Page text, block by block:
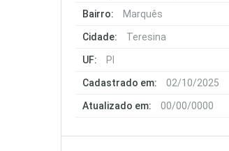
Bairro: Marquês
Cidade: Teresina
UF: PI
Cadastrado em: 02/10/2025
Atualizado em: 00/00/0000